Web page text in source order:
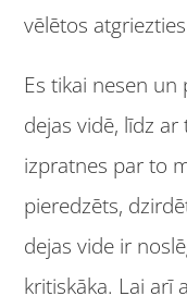
vēlētos
Es tikai nesen
dejas vidē, līdz
izpratnes par to
pieredzēts,
dejas vide ir
kritiskāka. Lai arī